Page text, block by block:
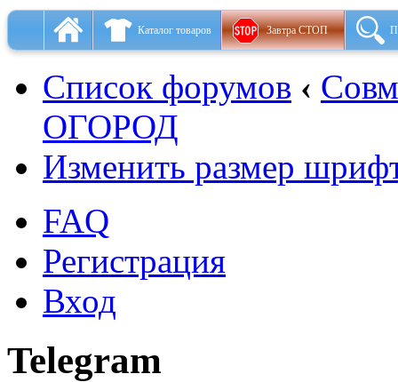
Каталог товаров Завтра СТОП
Список форумов ‹
ОГОРОД
Изменить размер
FAQ
Регистрация
Вход
Telegram